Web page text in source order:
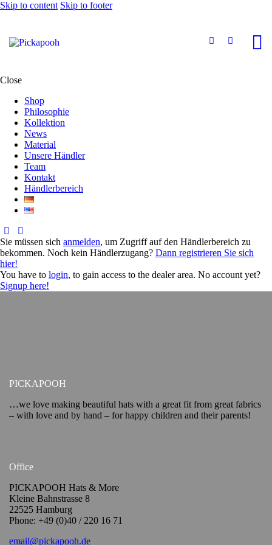
Skip to content Skip to footer
Close
Shop
Philosophie
Kollektion
News
Material
Unsere Händler
Team
Kontakt
Händlerbereich
Sie müssen sich anmelden, um Zugriff auf den Händlerbereich zu
bekommen. Noch kein Händlerzugang? Dann registrieren Sie sich
hier!
You have to login, to gain access to the dealer area. No account yet?
Signup here!
PICKAPOOH
…we love making beautiful hats with a great fit from great fabrics
– with love and by hand – for happy children and their parents!
Office
PICKAPOOH Hats & More
Kleine Bahnstrasse 8
22525 Hamburg
Phone: +49 (0)40 / 220 16 71
email@pickapooh.de